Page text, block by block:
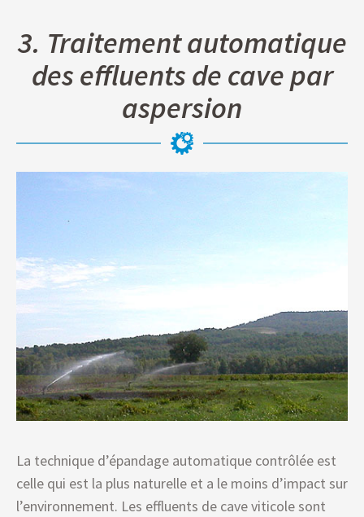
3. Traitement automatique
des effluents de cave par
aspersion
La technique d’épandage automatique contrôlée est
celle qui est la plus naturelle et a le moins d’impact sur
l’environnement. Les effluents de cave viticole sont